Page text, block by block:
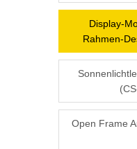
Display-
Rahmen-
Open Frame